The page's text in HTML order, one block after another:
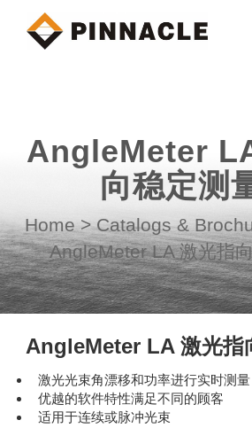
Login
AngleMeter
向稳定测
Home > Catalogs &
AngleMeter LA 激光指
AngleMeter LA 激光指
激光光束角漂移和功率进行实时测量
优越的软件特性满足不同的顾客
适用于连续或脉冲光束